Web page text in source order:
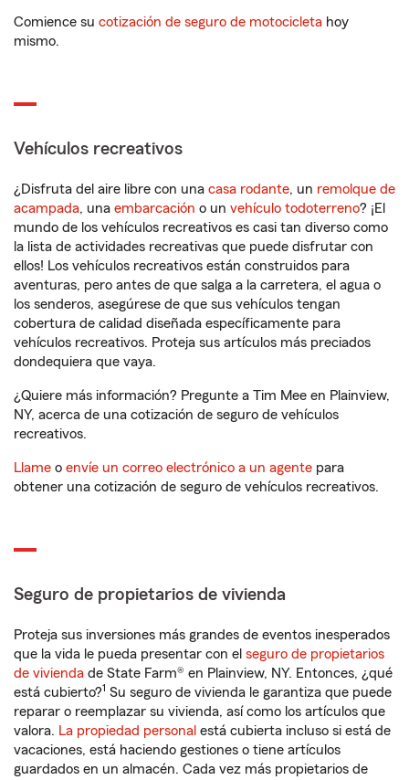
Comience su cotización de seguro de motocicleta hoy
mismo.
Vehículos recreativos
¿Disfruta del aire libre con una casa rodante, un remolque de
acampada, una embarcación o un vehículo todoterreno? ¡El
mundo de los vehículos recreativos es casi tan diverso como
la lista de actividades recreativas que puede disfrutar con
ellos! Los vehículos recreativos están construidos para
aventuras, pero antes de que salga a la carretera, el agua o
los senderos, asegúrese de que sus vehículos tengan
cobertura de calidad diseñada específicamente para
vehículos recreativos. Proteja sus artículos más preciados
dondequiera que vaya.
¿Quiere más información? Pregunte a Tim Mee en Plainview,
NY, acerca de una cotización de seguro de vehículos
recreativos.
Llame o envíe un correo electrónico a un agente para
obtener una cotización de seguro de vehículos recreativos.
Seguro de propietarios de vivienda
Proteja sus inversiones más grandes de eventos inesperados
que la vida le pueda presentar con el seguro de propietarios
de vivienda de State Farm® en Plainview, NY. Entonces, ¿qué
está cubierto?1 Su seguro de vivienda le garantiza que puede
reparar o reemplazar su vivienda, así como los artículos que
valora. La propiedad personal está cubierta incluso si está de
vacaciones, está haciendo gestiones o tiene artículos
guardados en un almacén. Cada vez más propietarios de